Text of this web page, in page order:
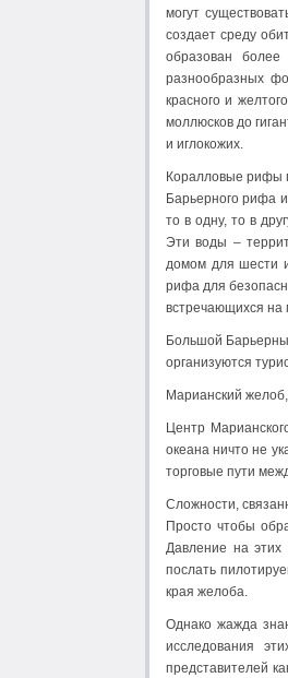
могут
создает среду
образован
разнообразных
красного и
моллюсков до
и иглокожих.
Коралловые рифы
Барьерного рифа
то в одну, то в
Эти воды –
домом для шести
рифа для
встречающихся на
Большой
организуются
Марианский
Центр
океана ничто не
торговые пути
Сложности,
Просто чтобы
Давление на этих
послать
края желоба.
Однако жажда
исследования
представителей